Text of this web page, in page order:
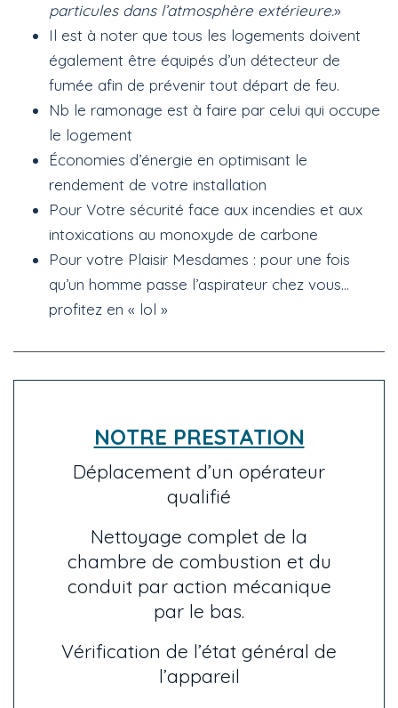
particules dans l’atmosphère extérieure.»
Il est à noter que tous les logements doivent
également être équipés d’un détecteur de
fumée afin de prévenir tout départ de feu.
Nb le ramonage est à faire par celui qui occupe
le logement
Économies d’énergie en optimisant le
rendement de votre installation
Pour Votre sécurité face aux incendies et aux
intoxications au monoxyde de carbone
Pour votre Plaisir Mesdames : pour une fois
qu’un homme passe l’aspirateur chez vous…
profitez en « lol »
NOTRE PRESTATION
Déplacement d’un opérateur
qualifié
Nettoyage complet de la
chambre de combustion et du
conduit par action mécanique
par le bas.
Vérification de l’état général de
l’appareil